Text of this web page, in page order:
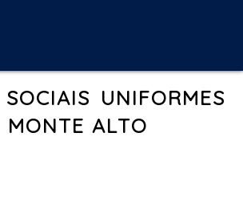
UNIFORMES
MONTE ALTO